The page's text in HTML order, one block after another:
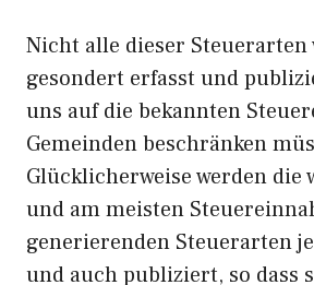
Nicht alle dieser Steuerarten
gesondert erfasst und
uns auf die bekannten
Gemeinden beschränken
Glücklicherweise werden die
und am meisten
generierenden Steuerarten
und auch publiziert, so dass